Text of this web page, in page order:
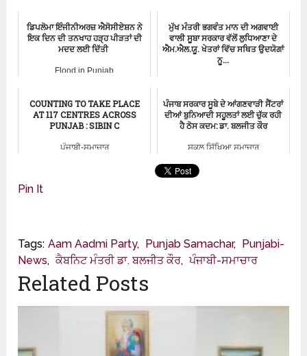
ਡਿਪਲੋਮਾ ਇੰਜੀਨੀਅਰਜ਼ ਐਸੋਸੀਏਸ਼ਨ ਨੇ
ਇਕ ਦਿਨ ਦੀ ਤਨਖਾਹ ਹੜ੍ਹ ਪੀੜਤਾਂ ਦੀ
ਮਦਦ ਲਈ ਦਿੱਤੀ
Flood in Punjab
ਮੁੱਖ ਮੰਤਰੀ ਭਗਵੰਤ ਮਾਨ ਦੀ ਅਗਵਾਈ
ਵਾਲੀ ਸੂਬਾ ਸਰਕਾਰ ਵੱਲੋਂ ਲੁਧਿਆਣਾ ਦੇ
ਐਮ.ਐਲ.ਯੂ. ਖੇਤਰਾਂ ਵਿੱਚ ਸਥਿਤ ਉਦਯੋਗਾਂ
ਨੂ...
COUNTING TO TAKE PLACE
AT 117 CENTRES ACROSS
PUNJAB : SIBIN C
ਪੰਜਾਬੀ-ਸਮਾਚਾਰ
ਪੰਜਾਬ ਸਰਕਾਰ ਸੂਬੇ ਦੇ ਆਂਗਣਵਾੜੀ ਸੈਂਟਰਾਂ
ਦੀਆਂ ਬੁਨਿਆਦੀ ਸਹੂਲਤਾਂ ਲਈ ਚੁੱਕ ਰਹੀ
ਹੈ ਠੋਸ ਕਦਮ: ਡਾ. ਬਲਜੀਤ ਕੌਰ
ਸਕੂਲ ਸਿੱਖਿਆ ਸਮਾਚਾਰ
Pin It
Tags: Aam Aadmi Party, Punjab Samachar,
Punjabi-
News, ਕੈਬਨਿਟ ਮੰਤਰੀ ਡਾ. ਬਲਜੀਤ ਕੌਰ, ਪੰਜਾਬੀ-ਸਮਾਚਾਰ
Related Posts